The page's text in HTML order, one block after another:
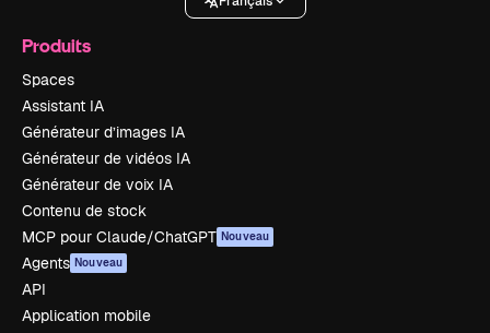
Produits
Spaces
Assistant IA
Générateur d’images IA
Générateur de vidéos IA
Générateur de voix IA
Contenu de stock
MCP pour Claude/ChatGPT Nouveau
Agents Nouveau
API
Application mobile